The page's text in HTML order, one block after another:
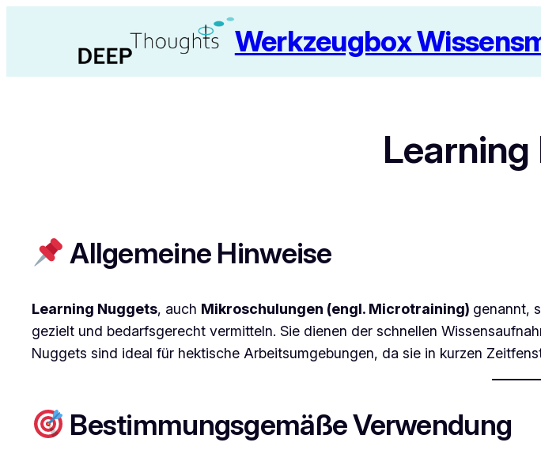
Werkzeugbox
Allgemeine Hinweise
Learning Nuggets, auch Mikroschulungen (engl. Microtraining) genannt,
gezielt und bedarfsgerecht vermitteln. Sie dienen der schnellen
Nuggets sind ideal für hektische Arbeitsumgebungen, da sie in kurzen
Bestimmungsgemäße Verwendung